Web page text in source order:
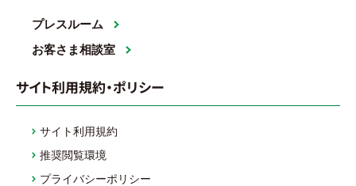
プレスルーム
お客さま相談室
サイト利用規約・ポリシー
サイト利用規約
推奨閲覧環境
プライバシーポリシー